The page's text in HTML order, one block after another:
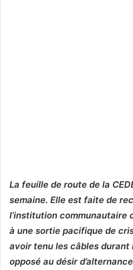
La feuille de route de la
semaine. Elle est faite de
l’institution communautaire
à une sortie pacifique de
avoir tenu les câbles durant
opposé au désir